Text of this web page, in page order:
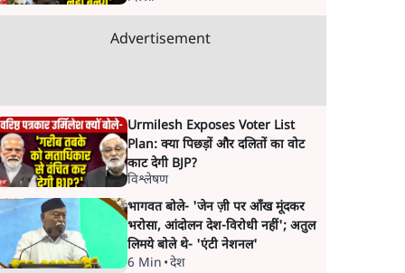
Advertisement
Urmilesh Exposes Voter List
Plan: क्या पिछड़ों और दलितों का वोट
काट देगी BJP?
विश्लेषण
भागवत बोले- 'जेन ज़ी पर आँख मूंदकर
भरोसा, आंदोलन देश-विरोधी नहीं'; अतुल
लिमये बोले थे- 'एंटी नेशनल'
6 Min •देश